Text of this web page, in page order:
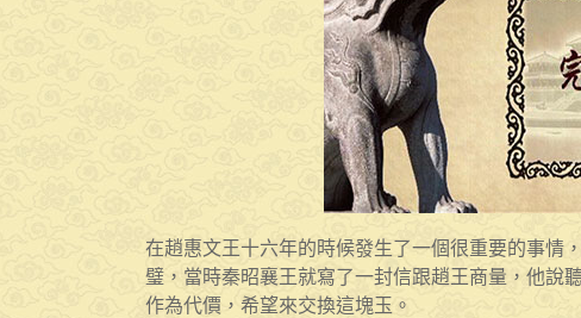
在趙惠文王十六年的時候發生了一個很重要的事情
璧，當時秦昭襄王就寫了一封信跟趙王商量，他說
作為代價，希望來交換這塊玉。